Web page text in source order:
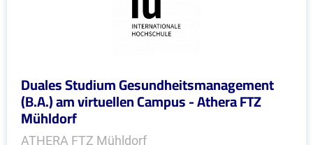
Duales Studium Gesundheitsmanagement
(B.A.) am virtuellen Campus - Athera FTZ
Mühldorf
ATHERA FTZ Mühldorf